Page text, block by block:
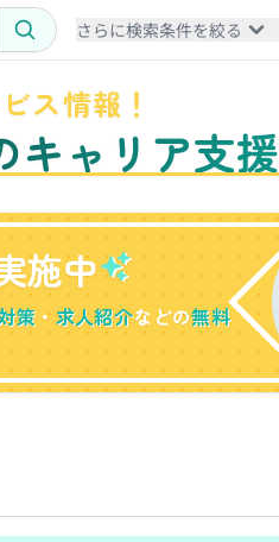
さらに検索条件を絞る
ス情報！
キャリア支援
施中
策 ・求人紹介などの無料